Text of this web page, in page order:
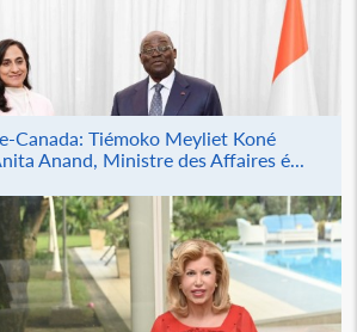
Canada: Tiémoko Meyliet Koné
Anand, Ministre des Affaires é...